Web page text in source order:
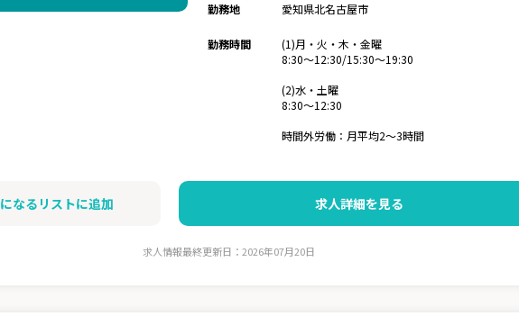
勤務地 愛知県北名古屋市
勤務時間
(1)月・火・木・金曜
8:30～12:30/15:30～19:30
(2)水・土曜
8:30～12:30
時間外労働：月平均2～3時間
なるリストに追加 求人詳細を見る
求人情報最終更新日：2026年07月20日